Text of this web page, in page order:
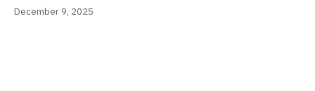
December 9, 2025